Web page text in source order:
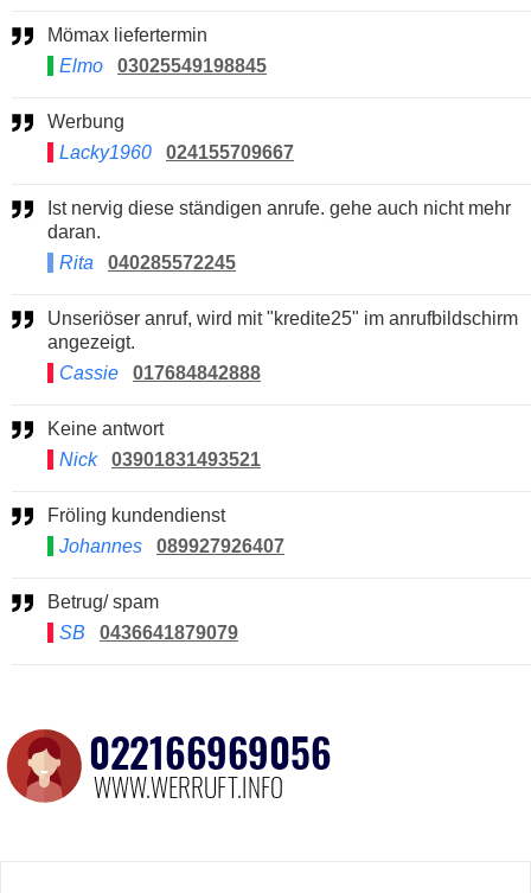
Mömax liefertermin
Elmo
03025549198845
Werbung
Lacky1960
024155709667
daran.
Rita
040285572245
Unseriöser anruf, wird mit "kredite25" im anrufbildschirm
angezeigt.
Cassie
017684842888
Keine antwort
Nick
03901831493521
Fröling kundendienst
Johannes
089927926407
Betrug/ spam
SB
0436641879079